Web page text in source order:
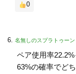
0
名無しのスプラトゥーン
ペア使用率
63%の確率でど